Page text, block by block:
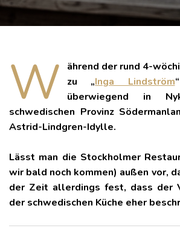
W
ährend der rund 4-
zu „Inga Lindström
überwiegend in
schwedischen Provinz
Astrid-Lindgren-Idylle.
Lässt man die Stockholmer
wir bald noch kommen) außen vor,
der Zeit allerdings fest, dass der
der schwedischen Küche eher